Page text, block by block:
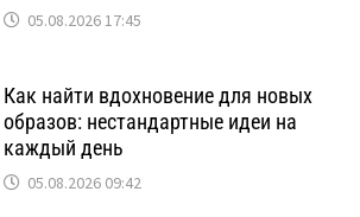
05.08.2026 17:45
Как найти вдохновение для новых
образов: нестандартные идеи на
каждый день
05.08.2026 09:42